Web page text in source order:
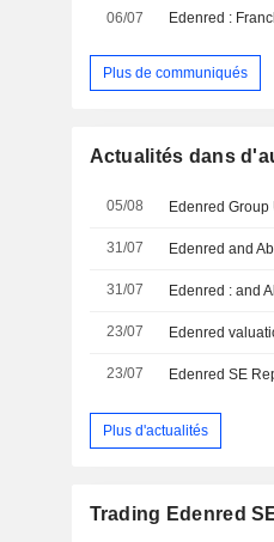
06/07 Edenred :
Plus de communiqués
Actualités dans
05/08
31/07
31/07
23/07 Edenred
23/07 Edenred SE
Plus d'actualités
Trading Edenred